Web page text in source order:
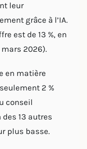
leur
grâce à l’IA.
est de 13 %, en
mars 2026).
en matière
2 %
conseil
13 autres
plus basse.